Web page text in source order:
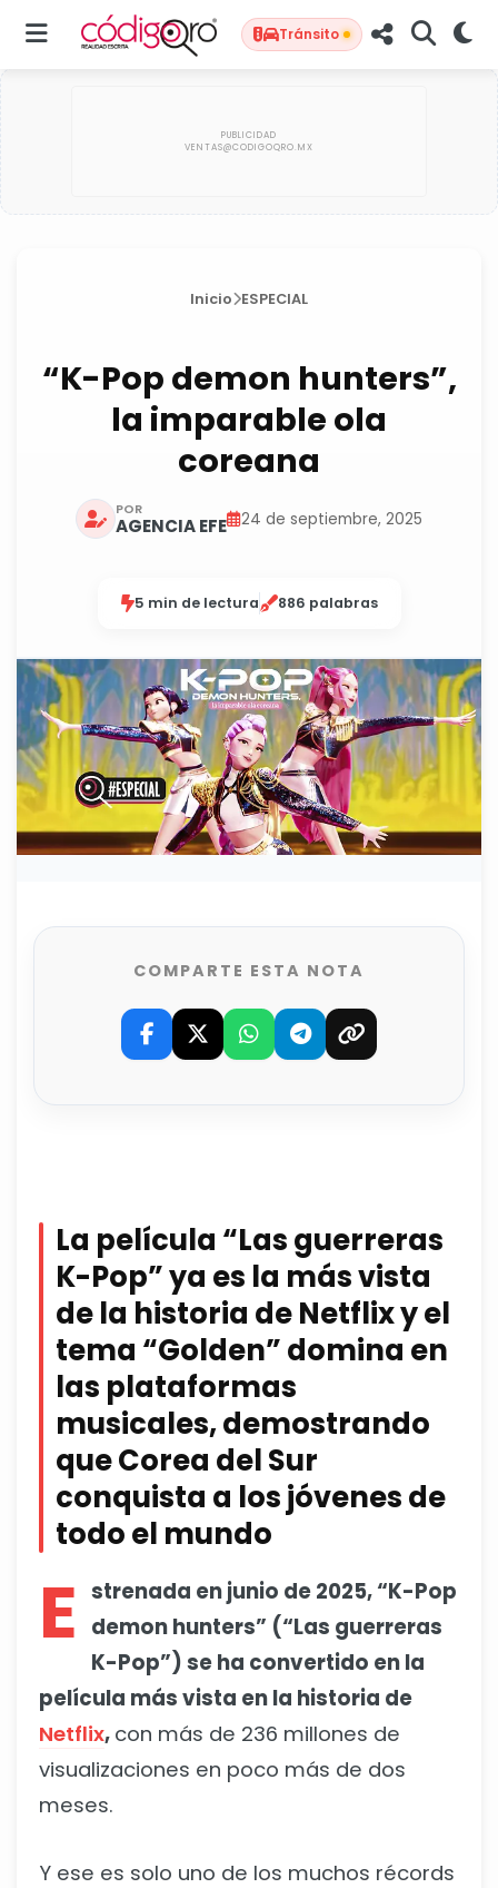
Tránsito
Inicio ESPECIAL
“K-Pop demon hunters”,
la imparable ola
coreana
POR
AGENCIA EFE 24 de septiembre, 2025
5 min de lectura 886 palabras
COMPARTE ESTA NOTA
La película “Las guerreras
K-Pop” ya es la más vista
de la historia de Netflix y el
tema “Golden” domina en
las plataformas
musicales, demostrando
que Corea del Sur
conquista a los jóvenes de
todo el mundo
E strenada en junio de 2025, “K-Pop
demon hunters” (“Las guerreras
K-Pop”) se ha convertido en la
película más vista en la historia de
Netflix, con más de 236 millones de
visualizaciones en poco más de dos
meses.
Y ese es solo uno de los muchos récords